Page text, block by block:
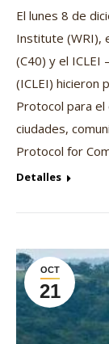
El lunes 8 de
Institute (WRI),
(C40) y el ICLEI
(ICLEI) hicieron
Protocol para el
ciudades,
Protocol for
Detalles
OCT
21